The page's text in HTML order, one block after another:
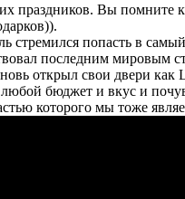
праздников. Вы помните
стремился попасть в
последним мировым
открыл свои двери
бюджет и вкус и
которого мы тоже